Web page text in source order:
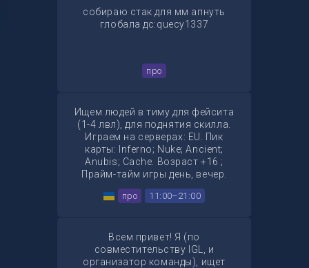
собираю стак для мм апнуть
глобала дс:quecy1337
про
Ищем людей в тиму для фейсита
(1-4 лвл), для поднятия скилла.
Играем на серверах: EU. Пик
карты: Inferno; Nuke; Ancient;
Anubis; Cache. Возраст +16 ;
Прайм-тайм игры день, вечер.
Коротко о себе: 21-год, играю на
роли капитана. Пишите в дс
про 11:00–21:00
Всем привет! Я (по
совместительству IGL, и
организатор команды), ищет